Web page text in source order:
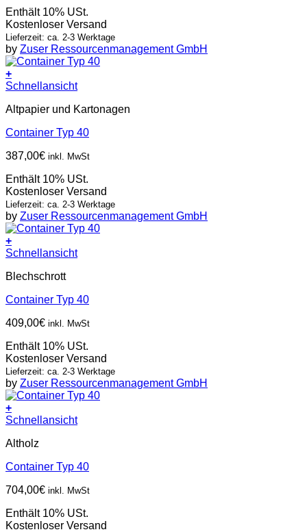
Enthält 10% USt.
Kostenloser Versand
Lieferzeit: ca. 2-3 Werktage
by Zuser Ressourcenmanagement GmbH
+
Schnellansicht
Altpapier und Kartonagen
Container Typ 40
387,00€ inkl. MwSt
Enthält 10% USt.
Kostenloser Versand
Lieferzeit: ca. 2-3 Werktage
by Zuser Ressourcenmanagement GmbH
+
Schnellansicht
Blechschrott
Container Typ 40
409,00€ inkl. MwSt
Enthält 10% USt.
Kostenloser Versand
Lieferzeit: ca. 2-3 Werktage
by Zuser Ressourcenmanagement GmbH
+
Schnellansicht
Altholz
Container Typ 40
704,00€ inkl. MwSt
Enthält 10% USt.
Kostenloser Versand